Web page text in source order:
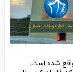
واقع شده است.